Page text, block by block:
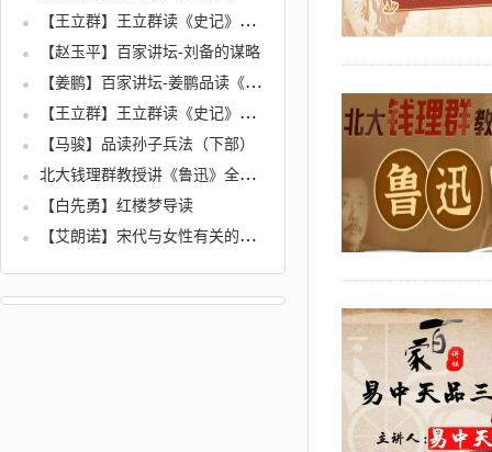
【王立群】王立群读《史记》之秦始皇
【赵玉平】百家讲坛-刘备的谋略
【姜鹏】百家讲坛-姜鹏品读《资治通鉴》（全集视频）
【王立群】王立群读《史记》之汉武帝
【马骏】品读孙子兵法（下部）
北大钱理群教授讲《鲁迅》全方位认识鲁迅的精神主体和思维方式
【白先勇】红楼梦导读
【艾朗诺】宋代与女性有关的文学